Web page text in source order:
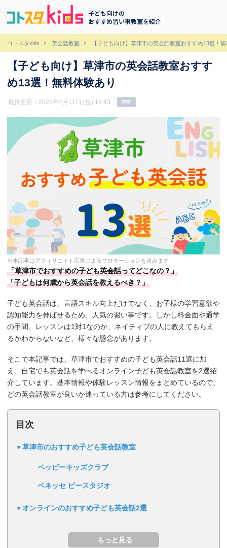
子ども向けの
おすすめ習い事教室を紹介
コトスタkids 英会話教室 【子ども向け】草津市の英会話教室おすすめ13選！
【子ども向け】草津市の英会話教室おすす
め13選！無料体験あり
最終更新：2025年4月11日 (金) 16:43 PR
※本記事はアフィリエイト広告によるプロモーションを含みます
「草津市でおすすめの子ども英会話ってどこなの？」
「子どもは何歳から英会話を教えるべき？」
子ども英会話は、言語スキル向上だけでなく、お子様の学習意欲や
認知能力を伸ばせるため、人気の習い事です。しかし料金面や通学
の手間、レッスンは1対1なのか、ネイティブの人に教えてもらえ
るかわからないなど、様々な懸念があります。
そこで本記事では、草津市でおすすめの子ども英会話11選に加
え、自宅でも英会話を学べるオンライン子ども英会話教室を2選紹
介しています。基本情報や体験レッスン情報をまとめているので、
どの英会話教室が良いか迷っている方は参考にしてください。
目次
草津市のおすすめ子ども英会話教室
ペッピーキッズクラブ
ベネッセ ビースタジオ
オンラインのおすすめ子ども英会話2選